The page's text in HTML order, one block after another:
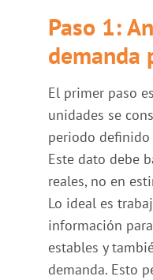
Paso 1:
demanda
El primer paso
unidades se
periodo definido
Este dato debe
reales, no en
Lo ideal es
información
estables y
demanda. Esto